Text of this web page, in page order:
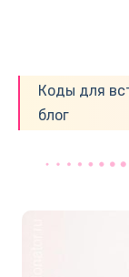
Коды для
блог